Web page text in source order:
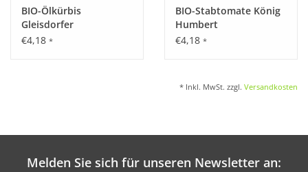
BIO-Ölkürbis
Gleisdorfer
€4,18 *
BIO-Stabtomate König
Humbert
€4,18 *
* Inkl. MwSt. zzgl. Versandkosten
Melden Sie sich für unseren Newsletter an: